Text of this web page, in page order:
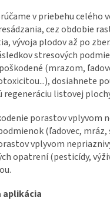
v priebehu celého
cez obdobie
vývoja plodov až po
stresových
(mrazom,
dosiahnete
regeneráciu listovej
porastov vplyvom
(ľadovec, mráz,
vplyvom
opatrení (pesticídy,
aplikácia